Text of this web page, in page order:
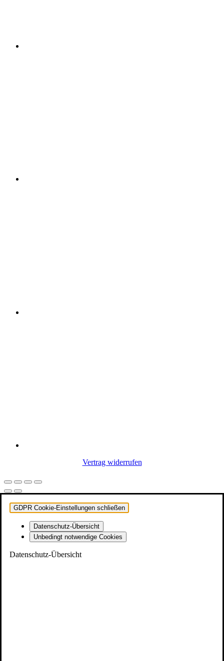
Vertrag widerrufen
GDPR Cookie-Einstellungen schließen
Datenschutz-Übersicht
Unbedingt notwendige Cookies
Datenschutz-Übersicht